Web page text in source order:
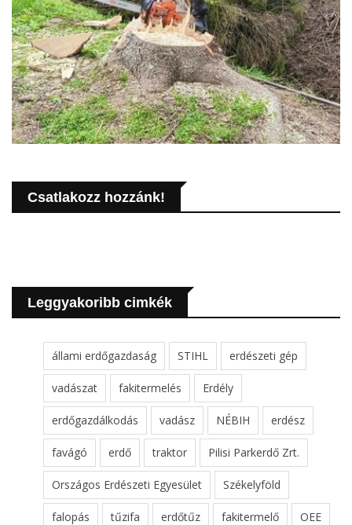
Csatlakozz hozzánk!
Leggyakoribb cimkék
állami erdőgazdaság STIHL erdészeti gép
vadászat fakitermelés Erdély
erdőgazdálkodás vadász NÉBIH erdész
favágó erdő traktor Pilisi Parkerdő Zrt.
Országos Erdészeti Egyesület Székelyföld
falopás tűzifa erdőtűz fakitermelő OEE